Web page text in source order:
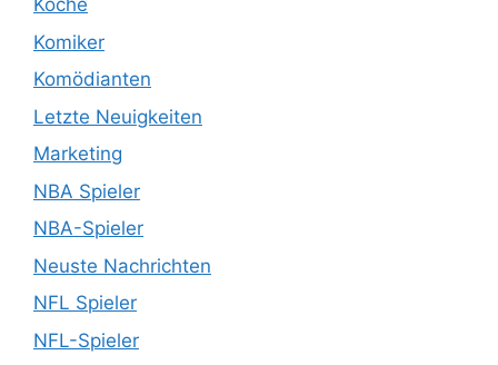
Köche
Komiker
Komödianten
Letzte Neuigkeiten
Marketing
NBA Spieler
NBA-Spieler
Neuste Nachrichten
NFL Spieler
NFL-Spieler